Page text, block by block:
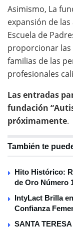
Asimismo, La
expansión de
Escuela de
proporcionar las
familias de las
profesionales
Las entradas
fundación
próximamente.
También te
Hito Histórico:
de Oro Número
IntyLact Brilla
Confianza
SANTA